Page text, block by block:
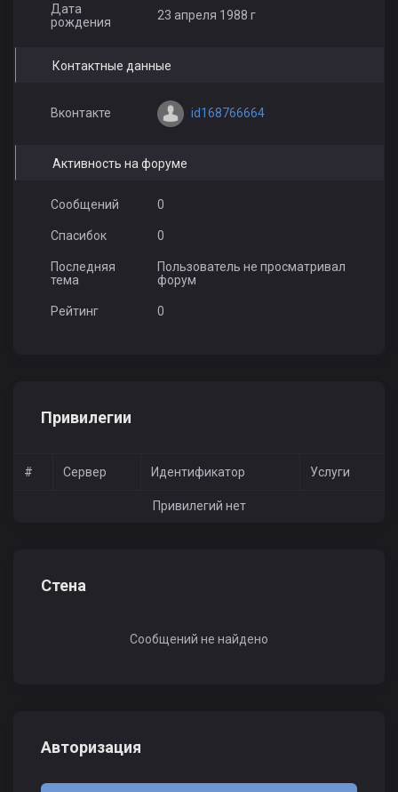
Дата
рождения
23 апреля 1988 г
Контактные данные
Вконтакте id168766664
Активность на форуме
Сообщений 0
Спасибок 0
Последняя
тема
Пользователь не просматривал
форум
Рейтинг 0
Привилегии
# Сервер Идентификатор Услуги
Привилегий нет
Стена
Сообщений не найдено
Авторизация